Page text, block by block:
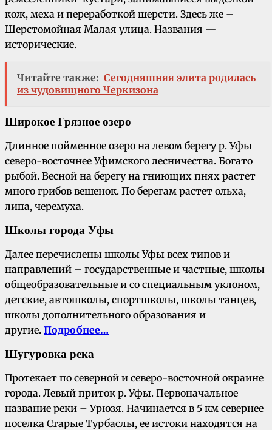
кож, меха и переработкой шерсти. Здесь же –
Шерстомойная Малая улица. Названия —
исторические.
Читайте также: Сегодняшняя элита родилась
из чудовищного Черкизона
Широкое Грязное озеро
Длинное пойменное озеро на левом берегу р. Уфы
северо-восточнее Уфимского лесничества. Богато
рыбой. Весной на берегу на гниющих пнях растет
много грибов вешенок. По берегам растет ольха,
липа, черемуха.
Школы города Уфы
Далее перечислены школы Уфы всех типов и
направлений – государственные и частные, школы
общеобразовательные и со специальным уклоном,
детские, автошколы, спортшколы, школы танцев,
школы дополнительного образования и
другие. Подробнее…
Шугуровка река
Протекает по северной и северо-восточной окраине
города. Левый приток р. Уфы. Первоначальное
название реки – Урюзя. Начинается в 5 км севернее
поселка Старые Турбаслы, ее истоки находятся на